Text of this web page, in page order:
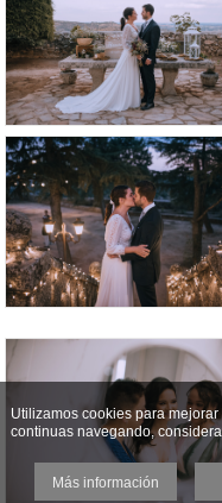
Utilizamos cookies para
continuas navegando,
Más información